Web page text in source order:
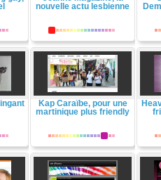
nouvelle actu lesbienne
Kap Caraïbe, pour une
martinique plus friendly